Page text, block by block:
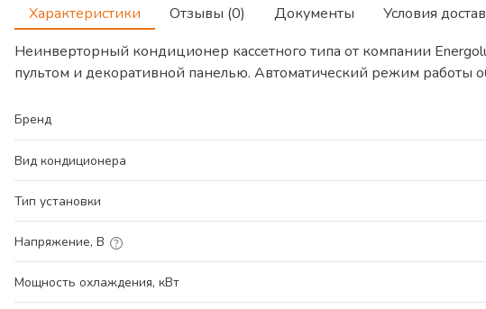
Характеристики Отзывы (0) Документы Условия
Неинверторный кондиционер кассетного типа от компании
пультом и декоративной панелью. Автоматический режим работы
Бренд
Вид кондиционера
Тип установки
Напряжение, В
Мощность охлаждения, кВт